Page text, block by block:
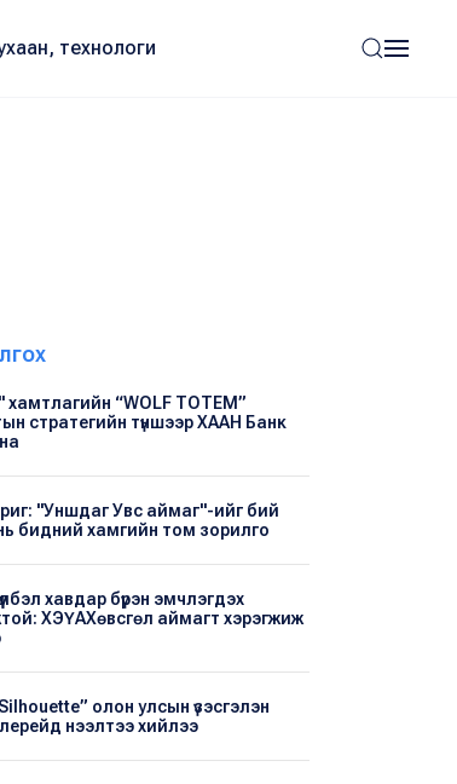
технологи
хамтлагийн “WOLF TOTEM”
стратегийн түншээр ХААН Банк
"Уншдаг Увс аймаг"-ийг бий
бидний хамгийн том зорилго
хавдар бүрэн эмчлэгдэх
ХЭҮА​Хөвсгөл аймагт хэрэгжиж
олон улсын үзэсгэлэн
нээлтээ хийлээ